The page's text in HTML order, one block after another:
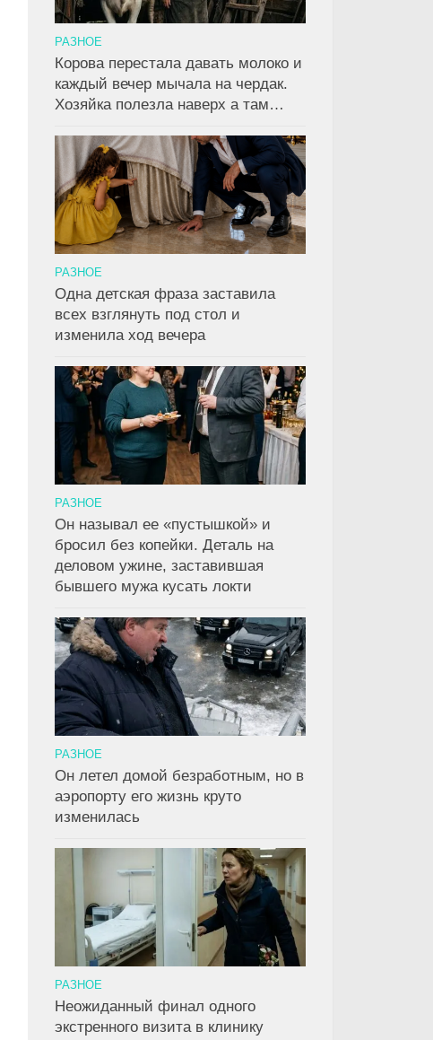
РАЗНОЕ
Корова перестала давать молоко и
каждый вечер мычала на чердак.
Хозяйка полезла наверх а там…
РАЗНОЕ
Одна детская фраза заставила
всех взглянуть под стол и
изменила ход вечера
РАЗНОЕ
Он называл ее «пустышкой» и
бросил без копейки. Деталь на
деловом ужине, заставившая
бывшего мужа кусать локти
РАЗНОЕ
Он летел домой безработным, но в
аэропорту его жизнь круто
изменилась
РАЗНОЕ
Неожиданный финал одного
экстренного визита в клинику